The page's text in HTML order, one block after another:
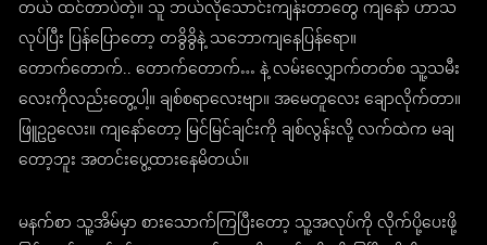
တယ် ထင်တာပဲတဲ့။ သူ ဘယ်လိုသောင်းကျန်းတာတွေ ကျနော် ဟာသ
လုပ်ပြီး ပြန်ပြောတော့ တခွိခွိနဲ့ သဘောကျနေပြန်ရော။
တောက်တောက်.. တောက်တောက်… နဲ့ လမ်းလျှောက်တတ်စ သူ့သမီး
လေးကိုလည်းတွေ့ပါ့။ ချစ်စရာလေးဗျာ။ အမေတူလေး ချောလိုက်တာ။
ဖြူဥဥလေး။ ကျနော်တော့ မြင်မြင်ချင်းကို ချစ်လွန်းလို့ လက်ထဲက မချ
တော့ဘူး အတင်းပွေ့ထားနေမိတယ်။
မနက်စာ သူ့အိမ်မှာ စားသောက်ကြပြီးတော့ သူ့အလုပ်ကို လိုက်ပို့ပေးဖို့